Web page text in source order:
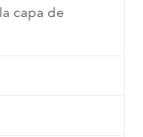
capa de